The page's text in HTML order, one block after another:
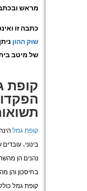
מראש
כתבה זו
שוק ההון
של מיטב
קופת
קופת גמל
בינוני.
נהנים הן
בחיסכון והן
קופת גמל